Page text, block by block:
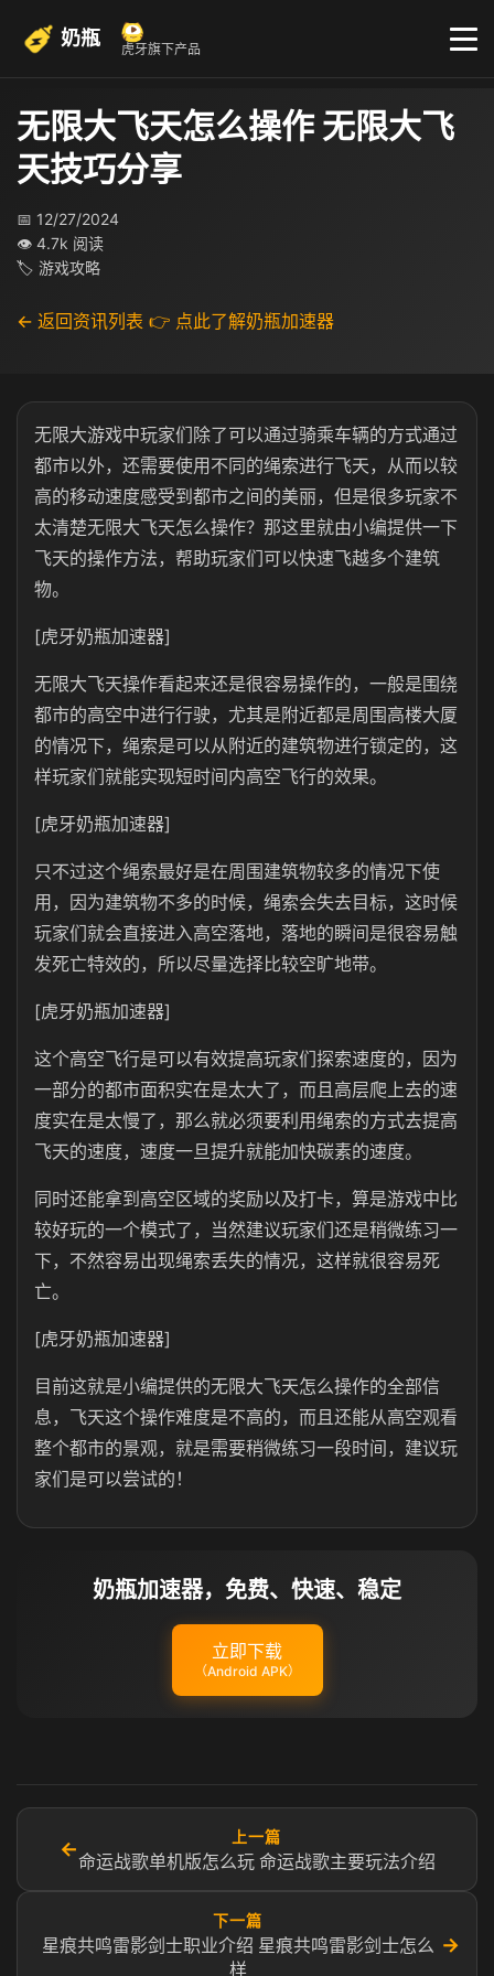
奶瓶 虎牙旗下产品
无限大飞天怎么操作 无限大飞
天技巧分享
📅 12/27/2024
👁 4.7k 阅读
🏷 游戏攻略
← 返回资讯列表 👉 点此了解奶瓶加速器
无限大游戏中玩家们除了可以通过骑乘车辆的方式通过
都市以外，还需要使用不同的绳索进行飞天，从而以较
高的移动速度感受到都市之间的美丽，但是很多玩家不
太清楚无限大飞天怎么操作？那这里就由小编提供一下
飞天的操作方法，帮助玩家们可以快速飞越多个建筑
物。
[虎牙奶瓶加速器]
无限大飞天操作看起来还是很容易操作的，一般是围绕
都市的高空中进行行驶，尤其是附近都是周围高楼大厦
的情况下，绳索是可以从附近的建筑物进行锁定的，这
样玩家们就能实现短时间内高空飞行的效果。
[虎牙奶瓶加速器]
只不过这个绳索最好是在周围建筑物较多的情况下使
用，因为建筑物不多的时候，绳索会失去目标，这时候
玩家们就会直接进入高空落地，落地的瞬间是很容易触
发死亡特效的，所以尽量选择比较空旷地带。
[虎牙奶瓶加速器]
这个高空飞行是可以有效提高玩家们探索速度的，因为
一部分的都市面积实在是太大了，而且高层爬上去的速
度实在是太慢了，那么就必须要利用绳索的方式去提高
飞天的速度，速度一旦提升就能加快碳素的速度。
同时还能拿到高空区域的奖励以及打卡，算是游戏中比
较好玩的一个模式了，当然建议玩家们还是稍微练习一
下，不然容易出现绳索丢失的情况，这样就很容易死
亡。
[虎牙奶瓶加速器]
目前这就是小编提供的无限大飞天怎么操作的全部信
息，飞天这个操作难度是不高的，而且还能从高空观看
整个都市的景观，就是需要稍微练习一段时间，建议玩
家们是可以尝试的！
奶瓶加速器，免费、快速、稳定
立即下载
（Android APK）
←
上一篇
命运战歌单机版怎么玩 命运战歌主要玩法介绍
下一篇
星痕共鸣雷影剑士职业介绍 星痕共鸣雷影剑士怎么
样
→